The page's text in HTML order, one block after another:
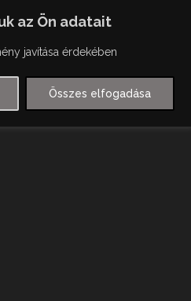
az Ön adatait
javítása érdekében
Összes elfogadása